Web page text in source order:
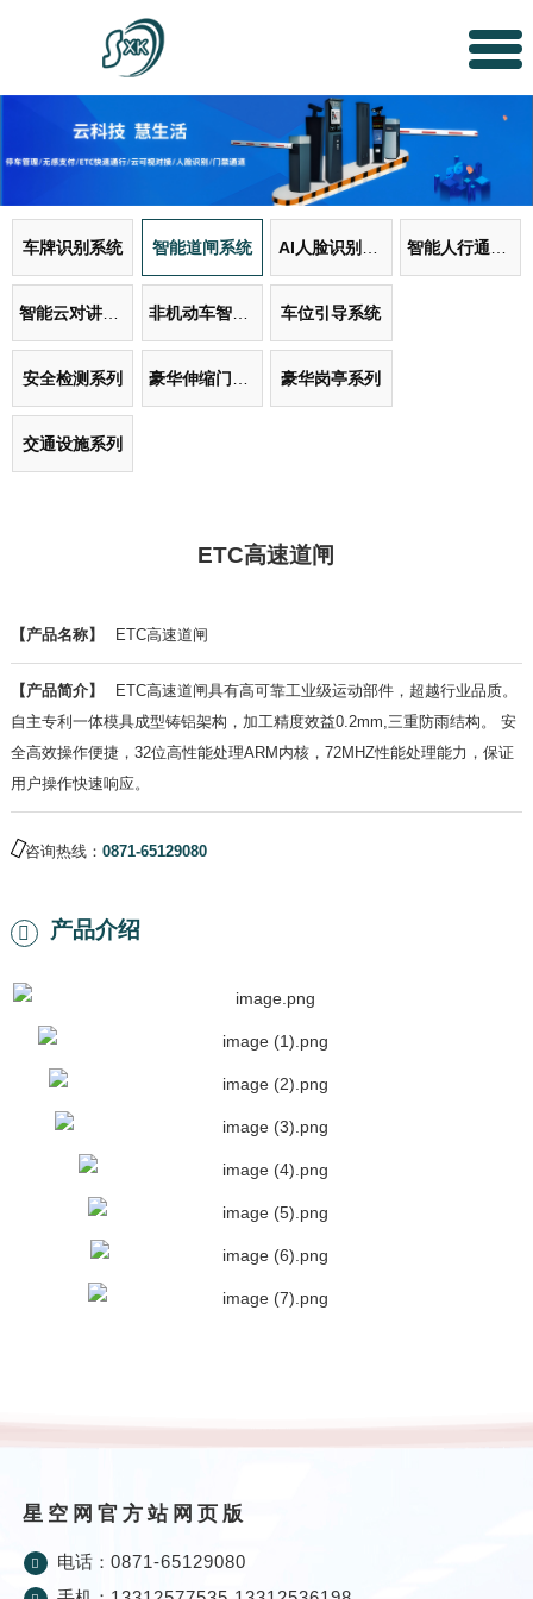
车牌识别系统 智能道闸系统 AI人脸识别系统 智能人行通道系统
智能云对讲门禁系统 非机动车智能管理系统 车位引导系统
安全检测系列 豪华伸缩门系列 豪华岗亭系列
交通设施系列
ETC高速道闸
【产品名称】 ETC高速道闸
【产品简介】
ETC高速道闸具有高可靠工业级运动部件，超越行业品质。
自主专利一体模具成型铸铝架构，加工精度效益0.2mm,三重防雨结构。 安
全高效操作便捷，32位高性能处理ARM内核，72MHZ性能处理能力，保证
用户操作快速响应。
咨询热线： 0871-65129080
产品介绍
星空网官方站网页版
电话： 0871-65129080